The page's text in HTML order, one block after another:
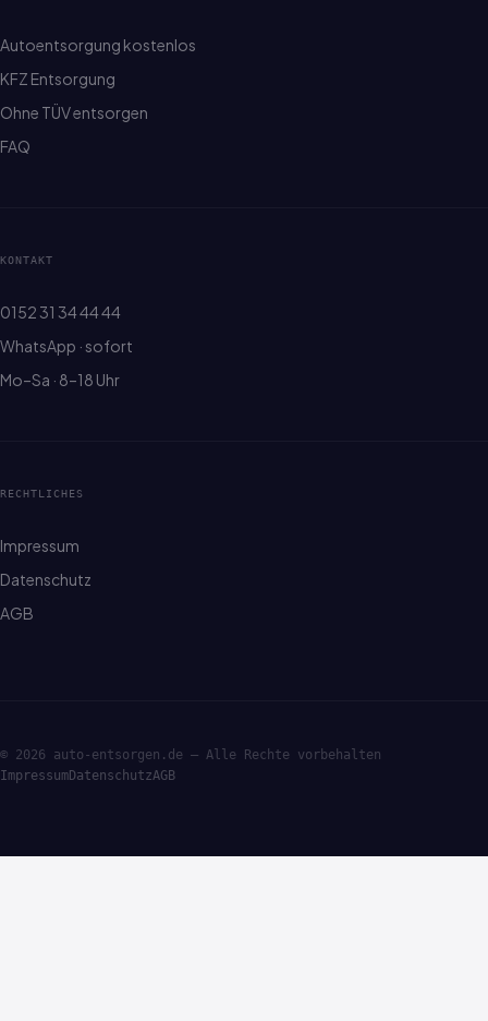
Autoentsorgung kostenlos
KFZ Entsorgung
Ohne TÜV entsorgen
FAQ
KONTAKT
0152 31 34 44 44
WhatsApp · sofort
Mo–Sa · 8–18 Uhr
RECHTLICHES
Impressum
Datenschutz
AGB
© 2026 auto-entsorgen.de — Alle Rechte vorbehalten
ImpressumDatenschutzAGB